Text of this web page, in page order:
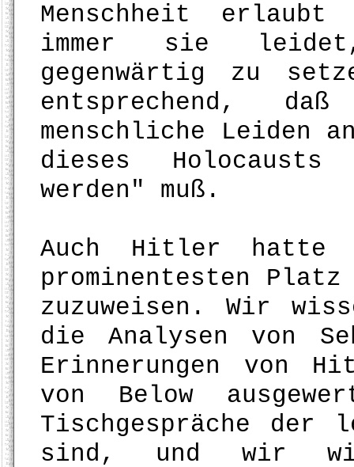
Menschheit
immer sie
gegenwärtig zu
entsprechend,
menschliche Leiden
dieses Holocausts
werden" muß.
Auch Hitler hatte
prominentesten
zuzuweisen. Wir
die Analysen von
Erinnerungen von
von Below
Tischgespräche der
sind, und wir